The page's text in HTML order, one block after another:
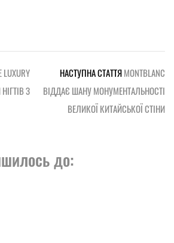
LUXURY
З
НАСТУПНА СТАТТЯMONTBLANC
ВІДДАЄ ШАНУ МОНУМЕНТАЛЬНОСТІ
ВЕЛИКОЇ КИТАЙСЬКОЇ СТІНИ
до: